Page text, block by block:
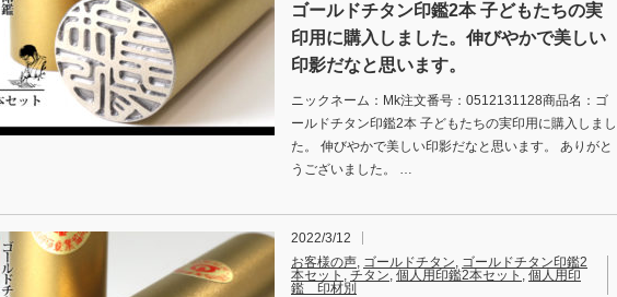
ゴールドチタン印鑑2本 子どもたちの実
印用に購入しました。伸びやかで美しい
印影だなと思います。
ニックネーム：Mk注文番号：0512131128商品名：ゴ
ールドチタン印鑑2本 子どもたちの実印用に購入しまし
た。 伸びやかで美しい印影だなと思います。 ありがと
うございました。 …
2022/3/12
お客様の声, ゴールドチタン, ゴールドチタン印鑑2
本セット , チタン, 個人用印鑑2本セット , 個人用印
鑑 印材別